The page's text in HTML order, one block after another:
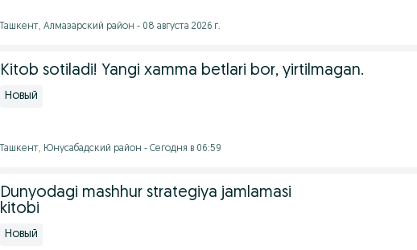
Ташкент, Алмазарский район - 08 августа 2026 г.
Kitob sotiladi! Yangi xamma betlari bor, yirtilmagan.
Новый
Ташкент, Юнусабадский район - Сегодня в 06:59
Dunyodagi mashhur strategiya jamlamasi
kitobi
Новый